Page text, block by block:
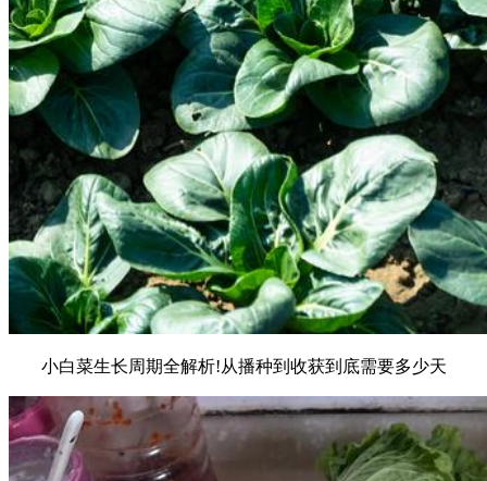
小白菜生长周期全解析!从播种到收获到底需要多少天